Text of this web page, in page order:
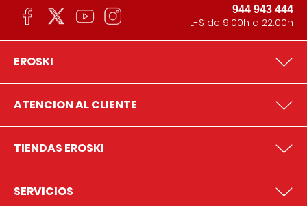
944 943 444
L-S de 9:00h a 22:00h
EROSKI
ATENCION AL CLIENTE
TIENDAS EROSKI
SERVICIOS